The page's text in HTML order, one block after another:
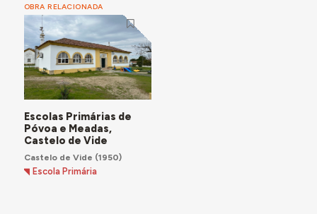
OBRA RELACIONADA
Escolas Primárias de
Póvoa e Meadas,
Castelo de Vide
Castelo de Vide (1950)
Escola Primária